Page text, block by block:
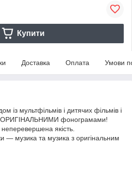
Купити
Доставка Оплата Умови
із мультфільмів і дитячих фільмів і
ОРИГІНАЛЬНИМИ фонограмами!
неперевершена якість.
— музика та музика з оригінальним